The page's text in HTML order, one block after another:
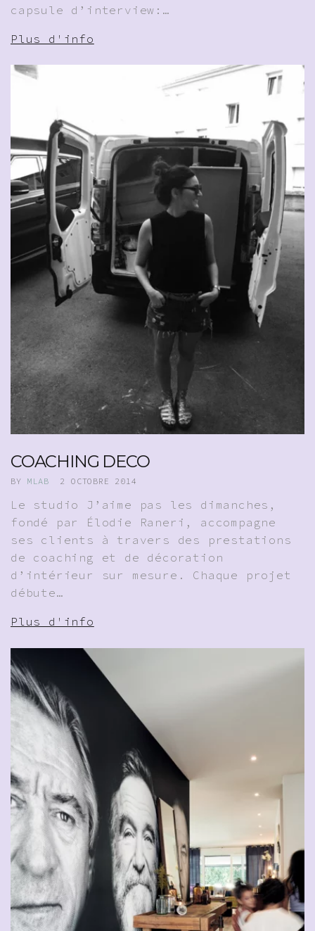
capsule d’interview:…
Plus d'info
COACHING DECO
BY MLAB 2 OCTOBRE 2014
Le studio J’aime pas les dimanches,
fondé par Élodie Raneri, accompagne
ses clients à travers des prestations
de coaching et de décoration
d’intérieur sur mesure. Chaque projet
débute…
Plus d'info